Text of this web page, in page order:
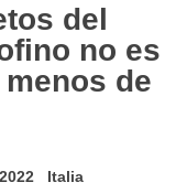
del
no es
de
Italia